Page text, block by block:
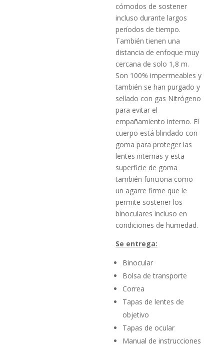
cómodos de sostener
incluso durante largos
períodos de tiempo.
También tienen una
distancia de enfoque muy
cercana de solo 1,8 m.
Son 100% impermeables y
también se han purgado y
sellado con gas Nitrógeno
para evitar el
empañamiento interno. El
cuerpo está blindado con
goma para proteger las
lentes internas y esta
superficie de goma
también funciona como
un agarre firme que le
permite sostener los
binoculares incluso en
condiciones de humedad.
Se entrega:
Binocular
Bolsa de transporte
Correa
Tapas de lentes de
objetivo
Tapas de ocular
Manual de instrucciones